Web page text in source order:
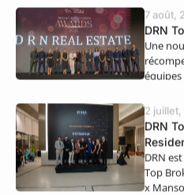
7 août,
DRN
Une
équipes
2
DRN
DRN
Top
x